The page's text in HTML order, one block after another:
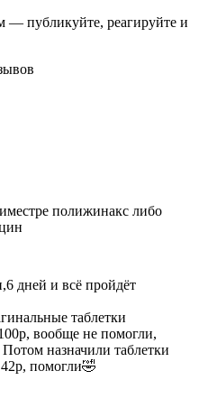
— публикуйте, реагируйте и
полижинакс либо
дней и всё пройдёт
таблетки
вообще не помогли,
назначили таблетки
помогли🤣